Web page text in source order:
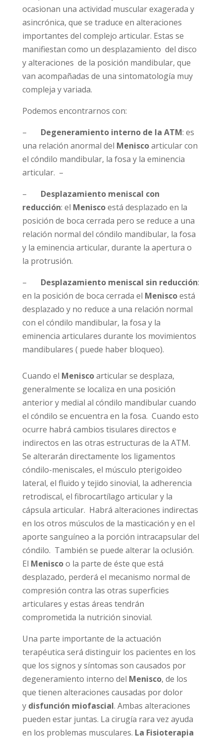
ocasionan una actividad muscular exagerada y
asincrónica, que se traduce en alteraciones
importantes del complejo articular. Estas se
manifiestan como un desplazamiento del disco
y alteraciones de la posición mandibular, que
van acompañadas de una sintomatología muy
compleja y variada.
Podemos encontrarnos con:
– Degeneramiento interno de la ATM: es
una relación anormal del Meniscoarticular con
el cóndilo mandibular, la fosa y la eminencia
articular. –
– Desplazamiento meniscal con
reducción: el Meniscoestá desplazado en la
posición de boca cerrada pero se reduce a una
relación normal del cóndilo mandibular, la fosa
y la eminencia articular, durante la apertura o
la protrusión.
– Desplazamiento meniscal sin reducción:
en la posición de boca cerrada el Meniscoestá
desplazado y no reduce a una relación normal
con el cóndilo mandibular, la fosa y la
eminencia articulares durante los movimientos
mandibulares ( puede haber bloqueo).
Cuando el Meniscoarticular se desplaza,
generalmente se localiza en una posición
anterior y medial al cóndilo mandibular cuando
el cóndilo se encuentra en la fosa. Cuando esto
ocurre habrá cambios tisulares directos e
indirectos en las otras estructuras de la ATM.
Se alterarán directamente los ligamentos
cóndilo-meniscales, el músculo pterigoideo
lateral, el fluido y tejido sinovial, la adherencia
retrodiscal, el fibrocartílago articular y la
cápsula articular. Habrá alteraciones indirectas
en los otros músculos de la masticación y en el
aporte sanguíneo a la porción intracapsular del
cóndilo. También se puede alterar la oclusión.
El Meniscoo la parte de éste que está
desplazado, perderá el mecanismo normal de
compresión contra las otras superficies
articulares y estas áreas tendrán
comprometida la nutrición sinovial.
Una parte importante de la actuación
terapéutica será distinguir los pacientes en los
que los signos y síntomas son causados por
degeneramiento interno del Menisco, de los
que tienen alteraciones causadas por dolor
y disfunción miofascial. Ambas alteraciones
pueden estar juntas. La cirugía rara vez ayuda
en los problemas musculares. La Fisioterapia